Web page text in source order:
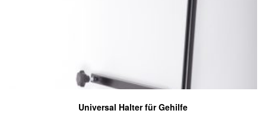
Universal Halter für Gehilfe